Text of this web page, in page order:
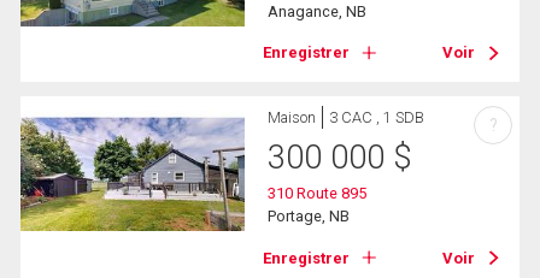
Anagance, NB
Enregistrer Voir
Maison 3 CAC , 1 SDB
300 000 $
310 Route 895
Portage, NB
Enregistrer Voir
?